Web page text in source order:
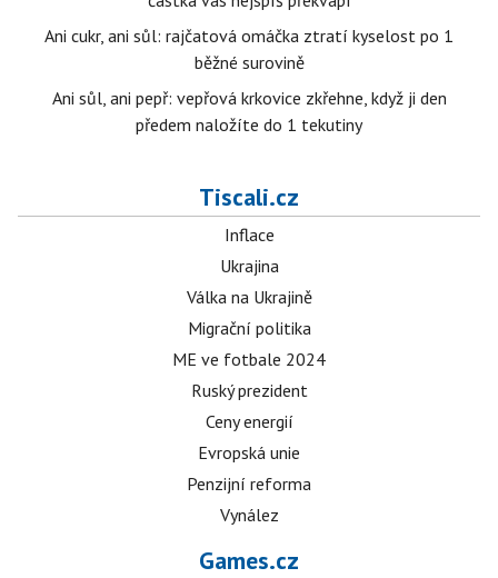
Ani cukr, ani sůl: rajčatová omáčka ztratí kyselost po 1
běžné surovině
Ani sůl, ani pepř: vepřová krkovice zkřehne, když ji den
předem naložíte do 1 tekutiny
Tiscali.cz
Inflace
Ukrajina
Válka na Ukrajině
Migrační politika
ME ve fotbale 2024
Ruský prezident
Ceny energií
Evropská unie
Penzijní reforma
Vynález
Games.cz